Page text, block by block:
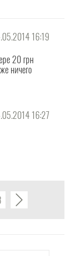
16:19
20 грн
ничего
16:27